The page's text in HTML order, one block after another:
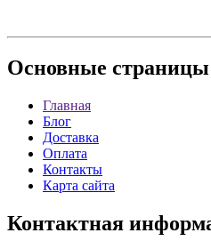
Основные страницы
Главная
Блог
Доставка
Оплата
Контакты
Карта сайта
Контактная